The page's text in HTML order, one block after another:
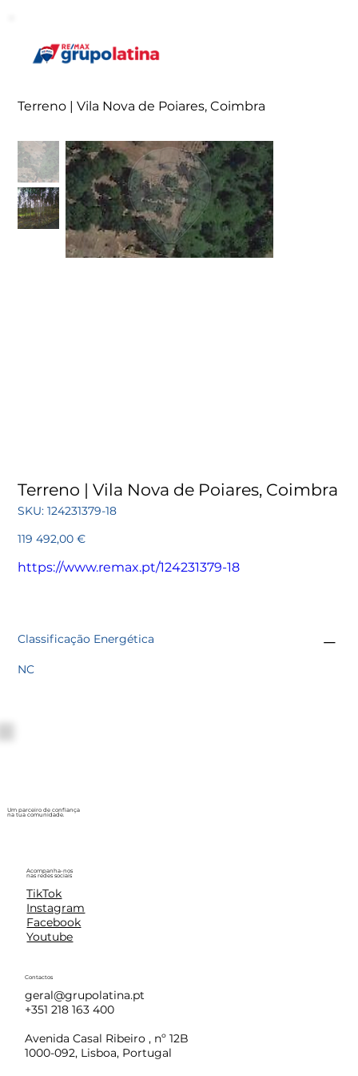
Terreno | Vila Nova de Poiares, Coimbra
Terreno | Vila Nova de Poiares, Coimbra
SKU: SKU
124231379-
124231379-18
Preço
119 492,00 €
https://www.remax.pt/124231379-18
Classificação Energética
NC
Um parceiro de confiança
na tua comunidade.
Acompanha-nos
nas redes sociais
TikTok
Instagram
Facebook
Youtube
Contactos
geral@grupolatina.pt
+351 218 163 400
Avenida Casal Ribeiro , nº 12B
1000-092, Lisboa, Portugal